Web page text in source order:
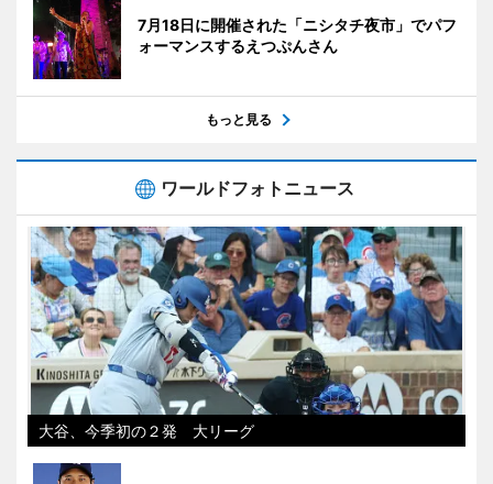
7月18日に開催された「ニシタチ夜市」でパフ
ォーマンスするえつぷんさん
もっと見る
ワールドフォトニュース
大谷、今季初の２発 大リーグ